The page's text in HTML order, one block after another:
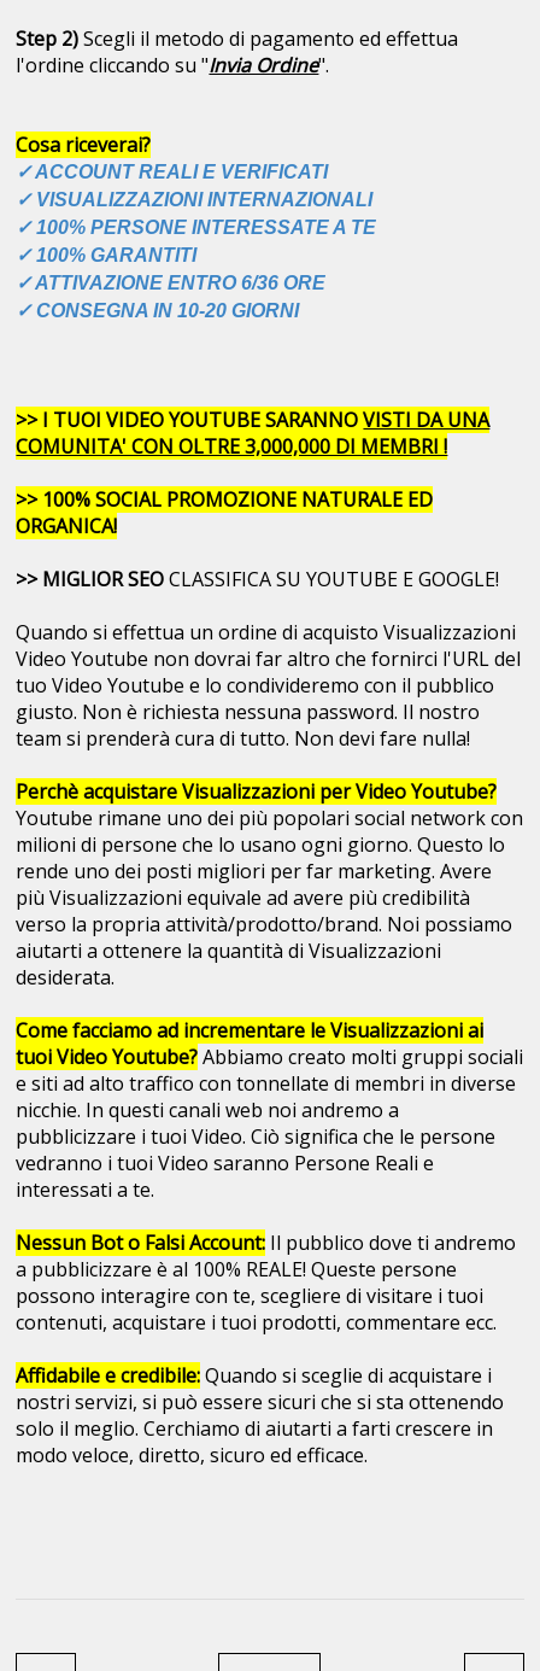
Step 2)Scegli il metodo di pagamento ed effettua
l'ordine cliccando su "Invia Ordine".
Cosa riceverai?
✓ ACCOUNT REALI E VERIFICATI
✓ VISUALIZZAZIONI INTERNAZIONALI
✓ 100% PERSONE INTERESSATE A TE
✓ 100% GARANTITI
✓ ATTIVAZIONE ENTRO 6/36 ORE
✓ CONSEGNA IN 10-20 GIORNI
>> I TUOI VIDEO YOUTUBE SARANNOVISTI DA UNA
COMUNITA' CON OLTRE 3,000,000 DI MEMBRI !
>> 100% SOCIAL PROMOZIONE NATURALE ED
ORGANICA!
>> MIGLIOR SEOCLASSIFICA SU YOUTUBE E GOOGLE!
Quando si effettua un ordine di acquisto Visualizzazioni
Video Youtube non dovrai far altro che fornirci l'URL del
tuo Video Youtube e lo condivideremo con il pubblico
giusto. Non è richiesta nessuna password. Il nostro
team si prenderà cura di tutto. Non devi fare nulla!
Perchè acquistare Visualizzazioni per Video Youtube?
Youtube rimane uno dei più popolari social network con
milioni di persone che lo usano ogni giorno. Questo lo
rende uno dei posti migliori per far marketing. Avere
più Visualizzazioni equivale ad avere più credibilità
verso la propria attività/prodotto/brand. Noi possiamo
aiutarti a ottenere la quantità di Visualizzazioni
desiderata.
Come facciamo ad incrementare le Visualizzazioni ai
tuoi Video Youtube?Abbiamo creato molti gruppi sociali
e siti ad alto traffico con tonnellate di membri in diverse
nicchie. In questi canali web noi andremo a
pubblicizzare i tuoi Video. Ciò significa che le persone
vedranno i tuoi Video saranno Persone Reali e
interessati a te.
Nessun Bot o Falsi Account: Il pubblico dove ti andremo
a pubblicizzare è al 100% REALE! Queste persone
possono interagire con te, scegliere di visitare i tuoi
contenuti, acquistare i tuoi prodotti, commentare ecc.
Affidabile e credibile:Quando si sceglie di acquistare i
nostri servizi, si può essere sicuri che si sta ottenendo
solo il meglio. Cerchiamo di aiutarti a farti crescere in
modo veloce, diretto, sicuro ed efficace.